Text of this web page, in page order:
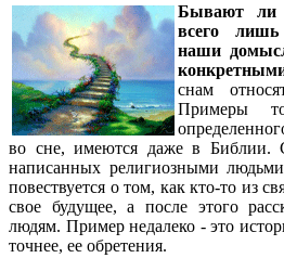
Бывают ли
всего
наши
снам
Примеры
во сне, имеются даже в Библии.
написанных религиозными
повествуется о том, как кто-то из
свое будущее, а после этого
людям. Пример недалеко - это
точнее, ее обретения.